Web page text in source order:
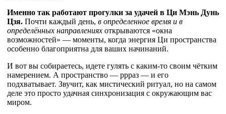
Именно так работают прогулки за удачей в Ци Мэнь Дунь
Цзя. Почти каждый день, в определенное время и в
определённых направлениях открываются «окна
возможностей» — моменты, когда энергия Ци пространства
особенно благоприятна для ваших начинаний.
И вот вы собираетесь, идете гулять с каким-то своим чётким
намерением. А пространство — ррраз — и его
подхватывает. Звучит, как мистический ритуал, но на самом
деле это просто удачная синхронизация с окружающим вас
миром.